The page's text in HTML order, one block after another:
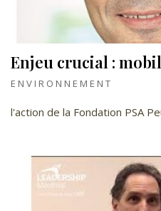
Enjeu crucial :
ENVIRONNEMENT
l'action de la Fondation PSA